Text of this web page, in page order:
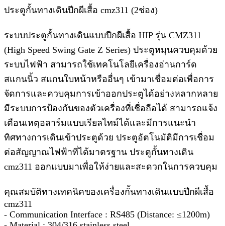
ประตูกั้นทางเดินปีกผีเสื้อ cmz311 (2ช่อง)
ระบบประตูกั้นทางเดินแบบปีกผีเสื้อ HIP รุ่น CMZ311
(High Speed Swing Gate Z Series) ประตูหมุนควบคุมด้วย
ระบบไฟฟ้า สามารถใช้เทคโนโลยีเครื่องอ่านการ์ด
สแกนนิ้ว สแกนใบหน้าหรืออื่นๆ เข้ามาเชื่อมต่อเพื่อการ
จัดการและควบคุมการเข้าออกประตูได้อย่างหลากหลาย
มีระบบการป้องกันของตัวเครื่องที่เชื่อถือได้ สามารถแจ้ง
เตือนเหตุอลาร์มแบบเรียลไทม์ได้และมีการแนะนำ
ทิศทางการเดินเข้าประตูด้วย ประตูอัตโนมัติมีการเชื่อม
ต่อสัญญาณไฟฟ้าที่ได้มาตรฐาน ประตูกั้นทางเดิน
cmz311 ออกแบบมาเพื่อให้ง่ายและสะดวกในการควบคุม
คุณสมบัติทางเทคนิคของเครื่องกั้นทางเดินแบบปีกผีเสื้อ
cmz311
- Communication Interface : RS485 (Distance: ≤1200m)